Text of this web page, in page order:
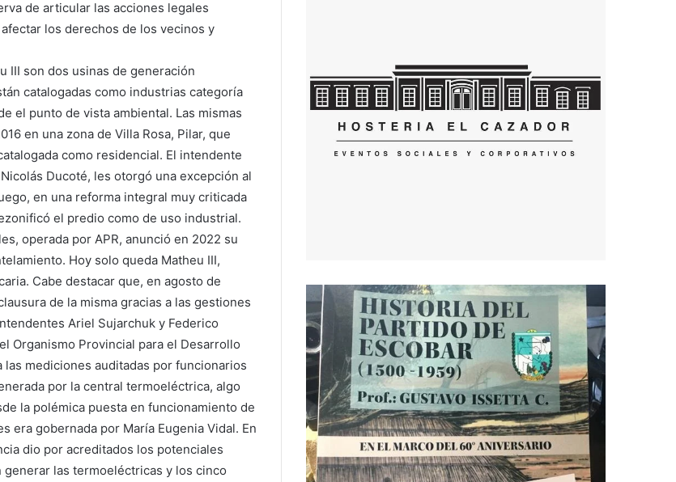
de articular las acciones legales
los derechos de los vecinos y
III son dos usinas de generación
catalogadas como industrias categoría
el punto de vista ambiental. Las mismas
en una zona de Villa Rosa, Pilar, que
como residencial. El intendente
Ducoté, les otorgó una excepción al
en una reforma integral muy criticada
el predio como de uso industrial.
operada por APR, anunció en 2022 su
Hoy solo queda Matheu III,
Cabe destacar que, en agosto de
de la misma gracias a las gestiones
Ariel Sujarchuk y Federico
Organismo Provincial para el Desarrollo
las mediciones auditadas por funcionarios
por la central termoeléctrica, algo
la polémica puesta en funcionamiento de
era gobernada por María Eugenia Vidal. En
dio por acreditados los potenciales
las termoeléctricas y los cinco